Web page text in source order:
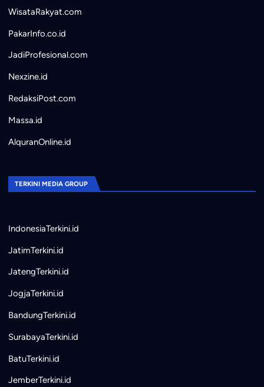
WisataRakyat.com
PakarInfo.co.id
JadiProfesional.com
Nexzine.id
RedaksiPost.com
Massa.id
AlquranOnline.id
TERKINI MEDIA GROUP
IndonesiaTerkini.id
JatimTerkini.id
JatengTerkini.id
JogjaTerkini.id
BandungTerkini.id
SurabayaTerkini.id
BatuTerkini.id
JemberTerkini.id